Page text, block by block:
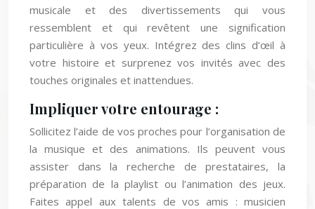
musicale et des divertissements qui vous
ressemblent et qui revêtent une signification
particulière à vos yeux. Intégrez des clins d’œil à
votre histoire et surprenez vos invités avec des
touches originales et inattendues.
Impliquer votre entourage :
Sollicitez l’aide de vos proches pour l’organisation de
la musique et des animations. Ils peuvent vous
assister dans la recherche de prestataires, la
préparation de la playlist ou l’animation des jeux.
Faites appel aux talents de vos amis : musicien